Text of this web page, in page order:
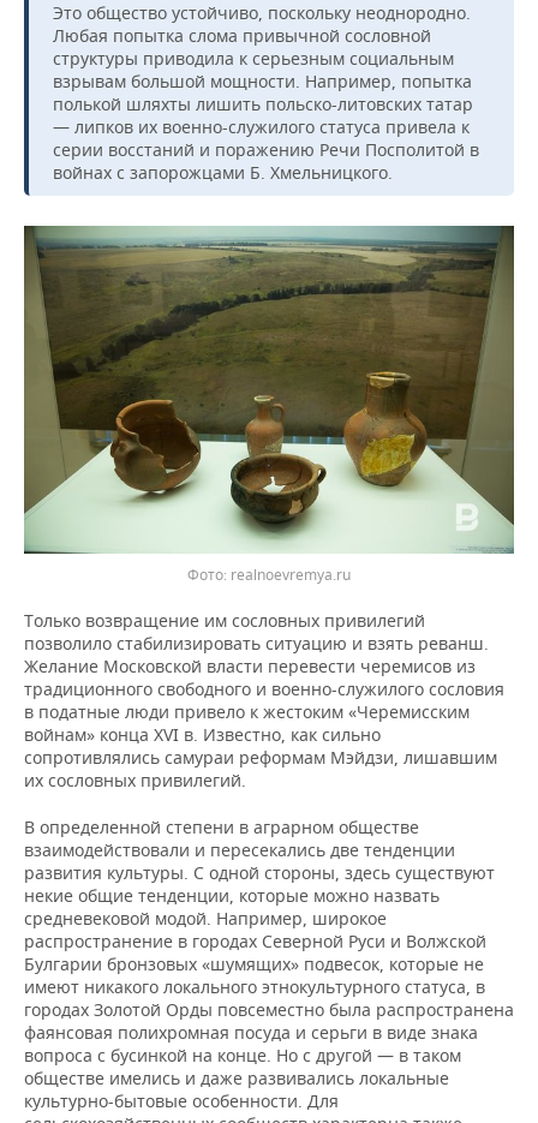
Это общество устойчиво, поскольку неоднородно.
Любая попытка слома привычной сословной
структуры приводила к серьезным социальным
взрывам большой мощности. Например, попытка
полькой шляхты лишить польско-литовских татар
— липков их военно-служилого статуса привела к
серии восстаний и поражению Речи Посполитой в
войнах с запорожцами Б. Хмельницкого.
realnoevremya.ru
Только возвращение им сословных привилегий
позволило стабилизировать ситуацию и взять реванш.
Желание Московской власти перевести черемисов из
традиционного свободного и военно-служилого сословия
в податные люди привело к жестоким «Черемисским
войнам» конца XVI в. Известно, как сильно
сопротивлялись самураи реформам Мэйдзи, лишавшим
их сословных привилегий.
В определенной степени в аграрном обществе
взаимодействовали и пересекались две тенденции
развития культуры. С одной стороны, здесь существуют
некие общие тенденции, которые можно назвать
средневековой модой. Например, широкое
распространение в городах Северной Руси и Волжской
Булгарии бронзовых «шумящих» подвесок, которые не
имеют никакого локального этнокультурного статуса, в
городах Золотой Орды повсеместно была распространена
фаянсовая полихромная посуда и серьги в виде знака
вопроса с бусинкой на конце. Но с другой — в таком
обществе имелись и даже развивались локальные
культурно-бытовые особенности. Для